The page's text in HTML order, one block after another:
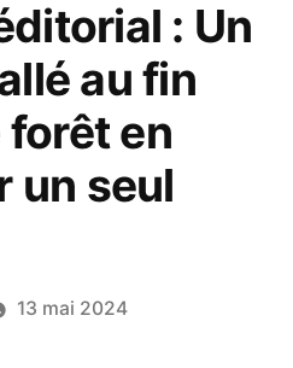
: Un
au fin
forêt en
un seul
13 mai 2024